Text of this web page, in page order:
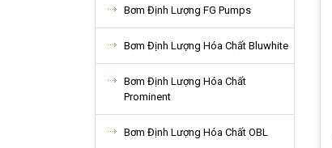
Bơm Định Lượng FG Pumps
Bơm Định Lượng Hóa Chất Bluwhite
Bơm Định Lượng Hóa Chất
Prominent
Bơm Định Lượng Hóa Chất OBL